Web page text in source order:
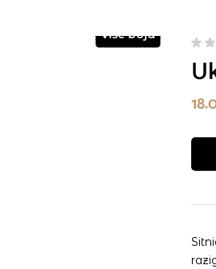
Više boja